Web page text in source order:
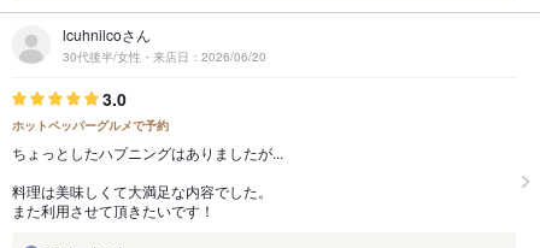
lcuhnilcoさん
30代後半/女性・来店日：2026/06/20
3.0
ホットペッパーグルメで予約
ちょっとしたハプニングはありましたが...
料理は美味しくて大満足な内容でした。
また利用させて頂きたいです！